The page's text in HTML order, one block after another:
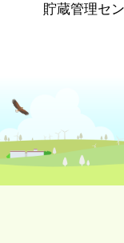
貯蔵管理セ